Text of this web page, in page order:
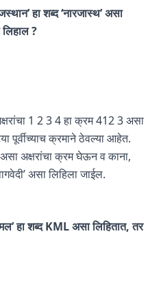
हा शब्द ‘नारजास्थ’ असा
लिहाल ?
1 2 3 4 हा क्रम 412 3 असा
पूर्वीच्याच क्रमाने ठेवल्या आहेत.
असा अक्षरांचा क्रम घेऊन व काना,
असा लिहिला जाईल.
हा शब्द KML असा लिहितात, तर